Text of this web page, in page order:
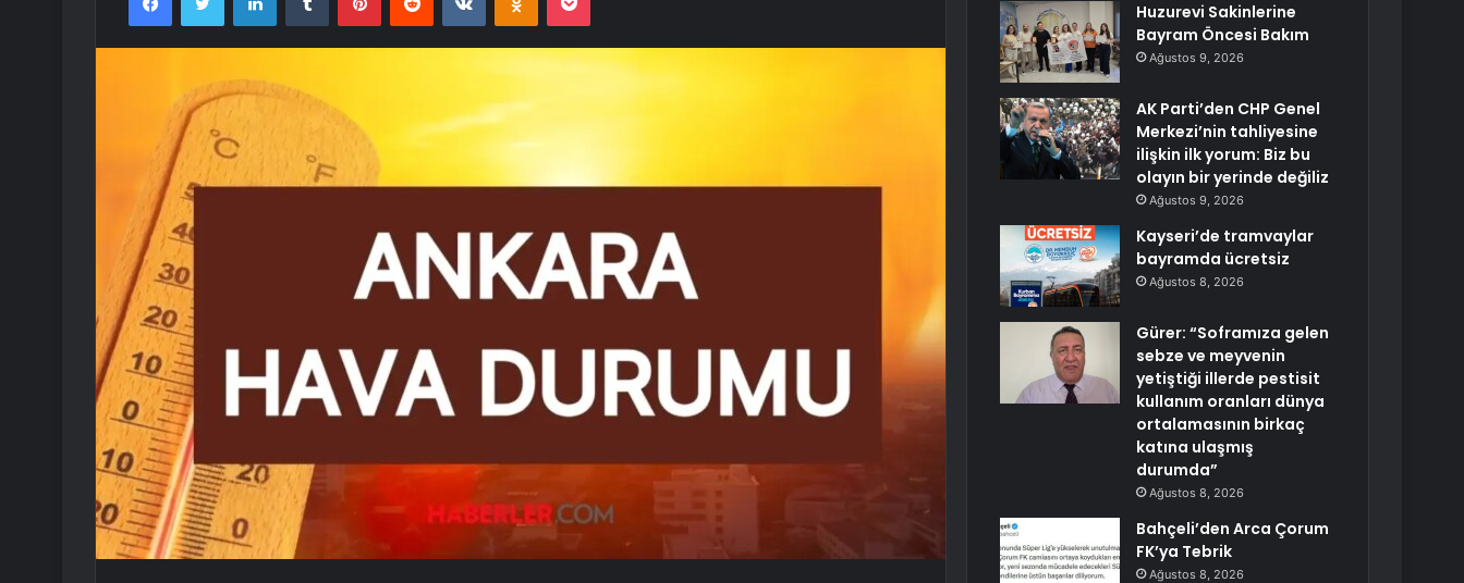
Huzurevi Sakinlerine
Bayram Öncesi Bakım
Ağustos 9, 2026
AK Parti’den CHP Genel
Merkezi’nin tahliyesine
ilişkin ilk yorum: Biz bu
olayın bir yerinde değiliz
Ağustos 9, 2026
Kayseri’de tramvaylar
bayramda ücretsiz
Ağustos 8, 2026
Gürer: “Soframıza gelen
sebze ve meyvenin
yetiştiği illerde pestisit
kullanım oranları dünya
ortalamasının birkaç
katına ulaşmış
durumda”
Ağustos 8, 2026
Bahçeli’den Arca Çorum
FK’ya Tebrik
Ağustos 8, 2026